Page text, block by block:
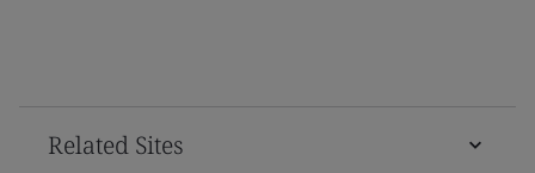
Related Sites